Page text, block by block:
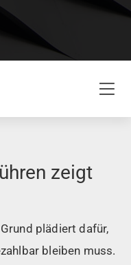
zeigt
plädiert dafür,
bleiben muss.